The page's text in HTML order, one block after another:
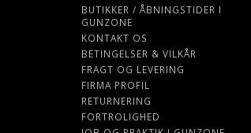
BUTIKKER / ÅBNINGSTIDER I
GUNZONE
KONTAKT OS
BETINGELSER & VILKÅR
FRAGT OG LEVERING
FIRMA PROFIL
RETURNERING
FORTROLIGHED